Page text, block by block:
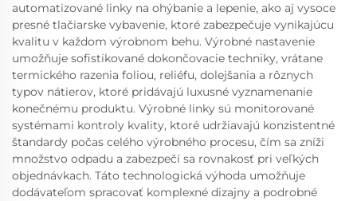
automatizované linky na ohýbanie a lepenie, ako aj vysoce
presné tlačiarske vybavenie, ktoré zabezpečuje vynikajúcu
kvalitu v každom výrobnom behu. Výrobné nastavenie
umožňuje sofistikované dokončovacie techniky, vrátane
termického razenia foliou, reliéfu, dolejšania a rôznych
typov nátierov, ktoré pridávajú luxusné vyznamenanie
konečnému produktu. Výrobné linky sú monitorované
systémami kontroly kvality, ktoré udržiavajú konzistentné
štandardy počas celého výrobného procesu, čím sa zníži
množstvo odpadu a zabezpečí sa rovnakosť pri veľkých
objednávkach. Táto technologická výhoda umožňuje
dodávateľom spracovať komplexné dizajny a podrobné